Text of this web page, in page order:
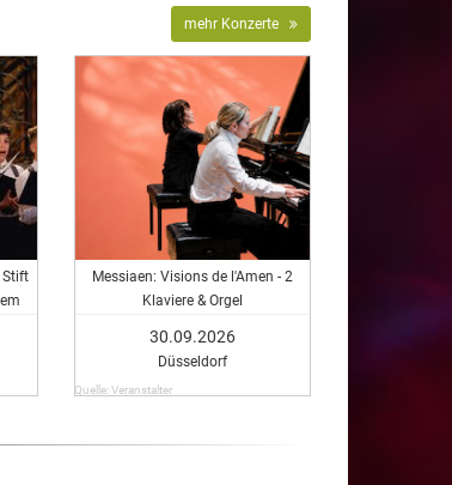
mehr Konzerte
Messiaen: Visions de l'Amen - 2
Klaviere & Orgel
30.09.2026
Düsseldorf
Quelle: Veranstalter